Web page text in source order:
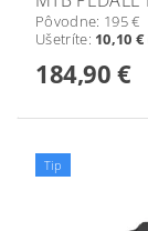
Pôvodne: 195 €
Ušetríte: 10,10 €
184,90 €
Tip